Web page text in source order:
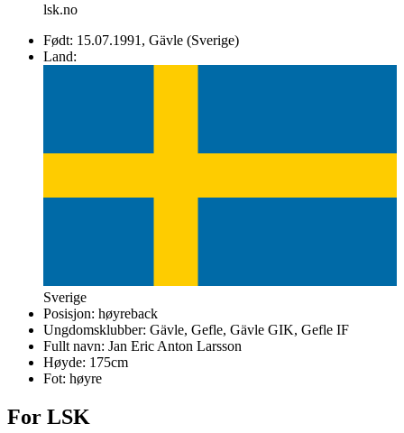
lsk.no
Født: 15.07.1991 , Gävle (Sverige)
Land:
Sverige
Posisjon: høyreback
Ungdomsklubber: Gävle, Gefle, Gävle GIK, Gefle IF
Fullt navn: Jan Eric Anton Larsson
Høyde: 175cm
Fot: høyre
For LSK